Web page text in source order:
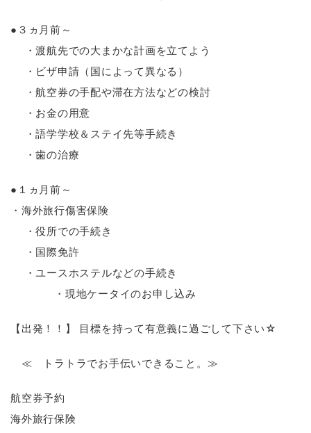
●３ヵ月前～
・渡航先での大まかな計画を立てよう
・ビザ申請（国によって異なる）
・航空券の手配や滞在方法などの検討
・お金の用意
・語学学校＆ステイ先等手続き
・歯の治療
●１ヵ月前～
・海外旅行傷害保険
・役所での手続き
・国際免許
・ユースホステルなどの手続き
・現地ケータイのお申し込み
【出発！！】 目標を持って有意義に過ごして下さい☆
≪ トラトラでお手伝いできること。≫
航空券予約
海外旅行保険